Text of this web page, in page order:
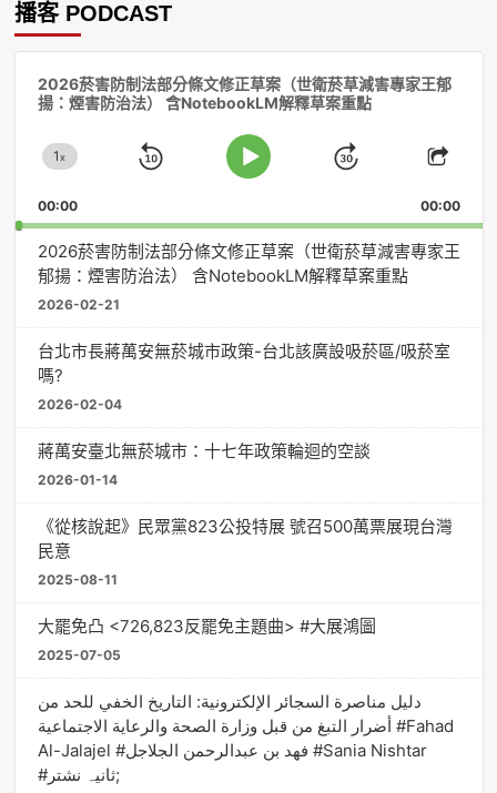
播客 PODCAST
2026菸害防制法部分條文修正草案（世衛菸草減害專家王郁
揚：煙害防治法） 含NotebookLM解釋草案重點
Change
Rate
1x
Skip
Play
Jump
Forward
Share
00:00 00:00
2026菸害防制法部分條文修正草案（世衛菸草減害專家王
郁揚：煙害防治法） 含NotebookLM解釋草案重點
2026-02-21
台北市長蔣萬安無菸城市政策-台北該廣設吸菸區/吸菸室
嗎?
2026-02-04
蔣萬安臺北無菸城市：十七年政策輪迴的空談
2026-01-14
《從核說起》民眾黨823公投特展 號召500萬票展現台灣
民意
2025-08-11
大罷免凸 <726,823反罷免主題曲> #大展鴻圖
2025-07-05
دليل مناصرة السجائر الإلكترونية: التاريخ الخفي للحد من
أضرار التبغ من قبل وزارة الصحة والرعاية الاجتماعية #Fahad
Al-Jalajel #فهد بن عبدالرحمن الجلاجل #Sania Nishtar
#ثانیہ نشتر;